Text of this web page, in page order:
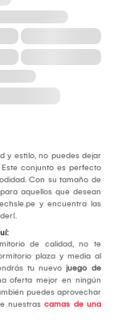
y estilo, no puedes dejar
Este conjunto es perfecto
Con su tamaño de
aquellos que desean
y encuentra las
de calidad, no te
plaza y media al
tu nuevo juego de
oferta mejor en ningún
puedes aprovechar
nuestras camas de una